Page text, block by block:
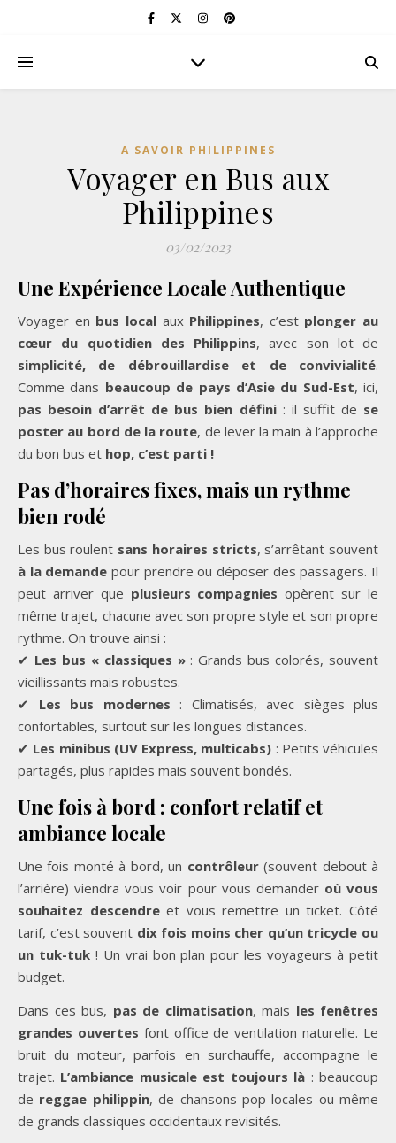
A SAVOIR PHILIPPINES
Voyager en Bus aux
Philippines
03/02/2023
Une Expérience Locale Authentique
Voyager en bus localaux Philippines, c’est plonger au
cœur du quotidien des Philippins, avec son lot de
simplicité, de débrouillardise et de convivialité.
Comme dans beaucoup de pays d’Asie du Sud-Est, ici,
pas besoin d’arrêt de bus bien défini: il suffit de se
poster au bord de la route, de lever la main à l’approche
du bon bus et hop, c’est parti !
Pas d’horaires fixes, mais un rythme
bien rodé
Les bus roulent sans horaires stricts, s’arrêtant souvent
à la demande pour prendre ou déposer des passagers. Il
peut arriver que plusieurs compagnies opèrent sur le
même trajet, chacune avec son propre style et son propre
rythme. On trouve ainsi :
✔ Les bus « classiques »: Grands bus colorés, souvent
vieillissants mais robustes.
✔ Les bus modernes : Climatisés, avec sièges plus
confortables, surtout sur les longues distances.
✔ Les minibus (UV Express, multicabs) : Petits véhicules
partagés, plus rapides mais souvent bondés.
Une fois à bord : confort relatif et
ambiance locale
Une fois monté à bord, un contrôleur(souvent debout à
l’arrière) viendra vous voir pour vous demander où vous
souhaitez descendreet vous remettre un ticket. Côté
tarif, c’est souvent dix fois moins cher qu’un tricycle ou
un tuk-tuk! Un vrai bon plan pour les voyageurs à petit
budget.
Dans ces bus, pas de climatisation, mais les fenêtres
grandes ouvertes font office de ventilation naturelle. Le
bruit du moteur, parfois en surchauffe, accompagne le
trajet. L’ambiance musicale est toujours là : beaucoup
de reggae philippin, de chansons pop locales ou même
de grands classiques occidentaux revisités.